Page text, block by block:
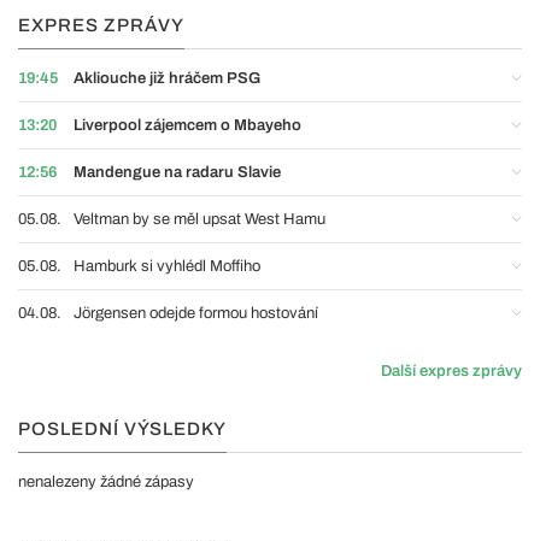
EXPRES ZPRÁVY
19:45 Akliouche již hráčem PSG
13:20 Liverpool zájemcem o Mbayeho
12:56 Mandengue na radaru Slavie
05.08. Veltman by se měl upsat West Hamu
05.08. Hamburk si vyhlédl Moffiho
04.08. Jörgensen odejde formou hostování
Další expres zprávy
POSLEDNÍ VÝSLEDKY
nenalezeny žádné zápasy